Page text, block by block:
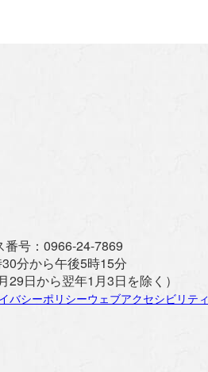
号： 0966-24-7869
分から午後5時15分
29日から翌年1月3日を除く）
バシーポリシーウェブアクセシビリティ